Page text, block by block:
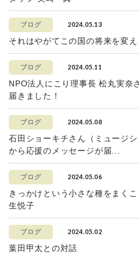
ブログ 2024.05.13
それはやがてこの国の将来を変
ブログ 2024.05.11
NPO法人にこり理事長 松丸実奈
届きました！
ブログ 2024.05.08
石田ショーキチさん（ミュージ
から応援のメッセージが届...
ブログ 2024.05.06
きっかけという小さな種をま
生悦子
ブログ 2024.05.02
葉田甲太との対話